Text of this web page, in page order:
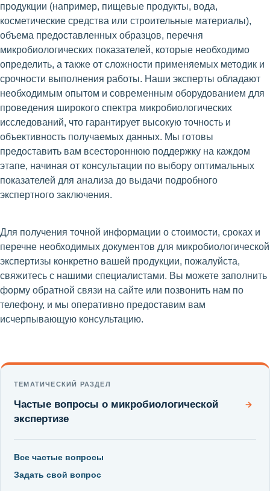
продукции (например, пищевые продукты, вода,
косметические средства или строительные материалы),
объема предоставленных образцов, перечня
микробиологических показателей, которые необходимо
определить, а также от сложности применяемых методик и
срочности выполнения работы. Наши эксперты обладают
необходимым опытом и современным оборудованием для
проведения широкого спектра микробиологических
исследований, что гарантирует высокую точность и
объективность получаемых данных. Мы готовы
предоставить вам всестороннюю поддержку на каждом
этапе, начиная от консультации по выбору оптимальных
показателей для анализа до выдачи подробного
экспертного заключения.
Для получения точной информации о стоимости, сроках и
перечне необходимых документов для микробиологической
экспертизы конкретно вашей продукции, пожалуйста,
свяжитесь с нашими специалистами. Вы можете заполнить
форму обратной связи на сайте или позвонить нам по
телефону, и мы оперативно предоставим вам
исчерпывающую консультацию.
ТЕМАТИЧЕСКИЙ РАЗДЕЛ
Частые вопросы о микробиологической
экспертизе
→
Все частые вопросы
Задать свой вопрос